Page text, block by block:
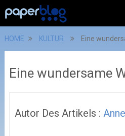
HOME KULTUR Eine
Eine wundersame
Autor Des Artikels :